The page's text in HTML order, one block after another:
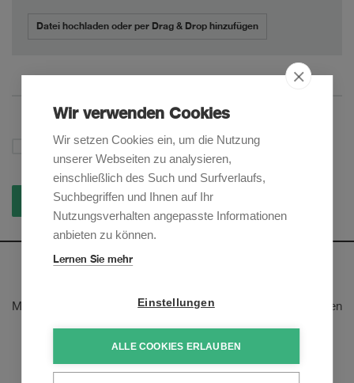
Datei hochladen oder per Drag & Drop hinzufügen
Datenschutzerklärung*
Bewerbung senden
Melden Sie sich an, um unsere E-Mail-Updates zu den neusten
Jetzt anmelden
Wir verwenden Cookies
Wir setzen Cookies ein, um die Nutzung
unserer Webseiten zu analysieren,
einschließlich des Such und Surfverlaufs,
Suchbegriffen und Ihnen auf Ihr
Nutzungsverhalten angepasste Informationen
anbieten zu können.
Lernen Sie mehr
Einstellungen
ALLE COOKIES ERLAUBEN